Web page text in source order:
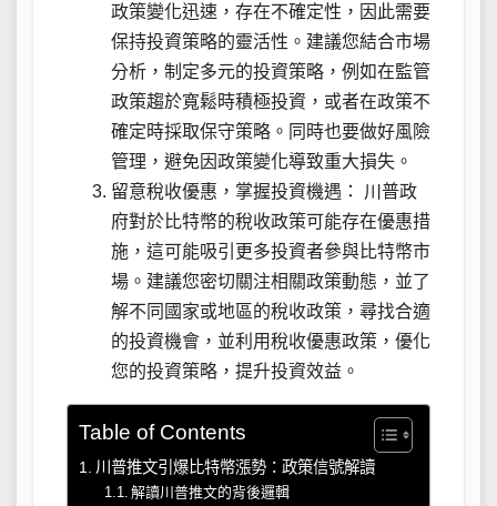
政策變化迅速，存在不確定性，因此需要
保持投資策略的靈活性。建議您結合市場
分析，制定多元的投資策略，例如在監管
政策趨於寬鬆時積極投資，或者在政策不
確定時採取保守策略。同時也要做好風險
管理，避免因政策變化導致重大損失。
留意稅收優惠，掌握投資機遇： 川普政
府對於比特幣的稅收政策可能存在優惠措
施，這可能吸引更多投資者參與比特幣市
場。建議您密切關注相關政策動態，並了
解不同國家或地區的稅收政策，尋找合適
的投資機會，並利用稅收優惠政策，優化
您的投資策略，提升投資效益。
Table of Contents
川普推文引爆比特幣漲勢：政策信號解讀
解讀川普推文的背後邏輯